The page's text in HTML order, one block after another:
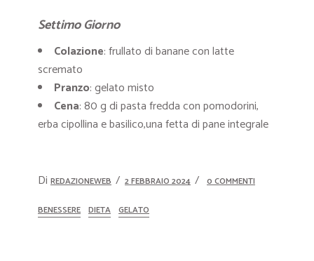
Settimo Giorno
Colazione: frullato di banane con latte
scremato
Pranzo: gelato misto
Cena: 80 g di pasta fredda con pomodorini,
erba cipollina e basilico,una fetta di pane integrale
Di REDAZIONEWEB 2 FEBBRAIO 2024 0 COMMENTI
BENESSERE DIETA GELATO